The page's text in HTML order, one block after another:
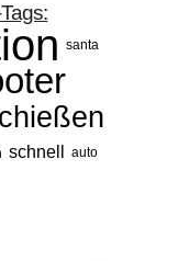
santa
schnell auto